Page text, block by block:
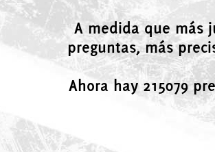
A medida que más
preguntas, más
Ahora hay 215079